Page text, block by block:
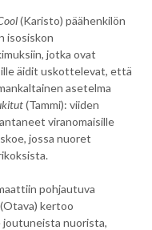
(Karisto) päähenkilön
isosiskon
jotka ovat
äidit uskottelevat, että
asetelma
(Tammi): viiden
viranomaisille
jossa nuoret
pohjautuva
(Otava) kertoo
nuorista,